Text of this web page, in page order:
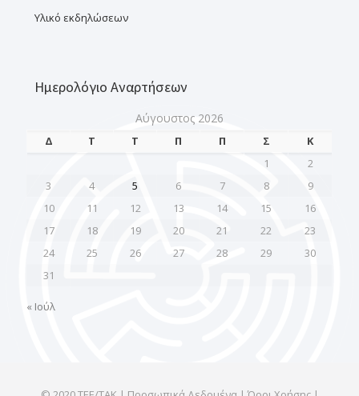
Υλικό εκδηλώσεων
Ημερολόγιο Αναρτήσεων
Αύγουστος 2026
Δ Τ Τ Π Π Σ
Κ
1
2
3
4 5 6 7 8
9
10
11 12 13 14 15
16
17
18 19 20 21 22
23
24
25 26 27 28 29
30
31
« Ιούλ